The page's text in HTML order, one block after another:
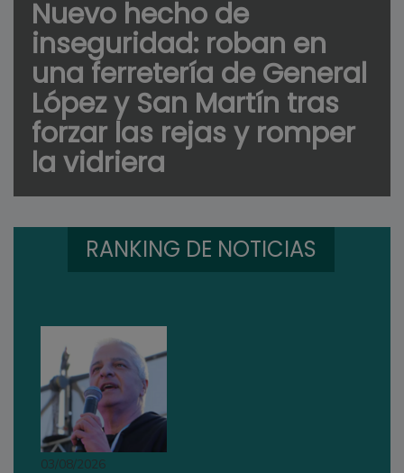
Nuevo hecho de
inseguridad: roban en
una ferretería de General
López y San Martín tras
forzar las rejas y romper
la vidriera
RANKING DE NOTICIAS
03/08/2026